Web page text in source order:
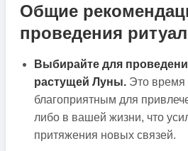
Общие
проведения
Выбирайте для
растущей Луны. Это время
благоприятным для
либо в вашей жизни, что
притяжения новых связей.